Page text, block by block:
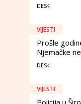
DESK
VIJESTI
Prošle
Njemačke
DESK
VIJESTI
Policija u